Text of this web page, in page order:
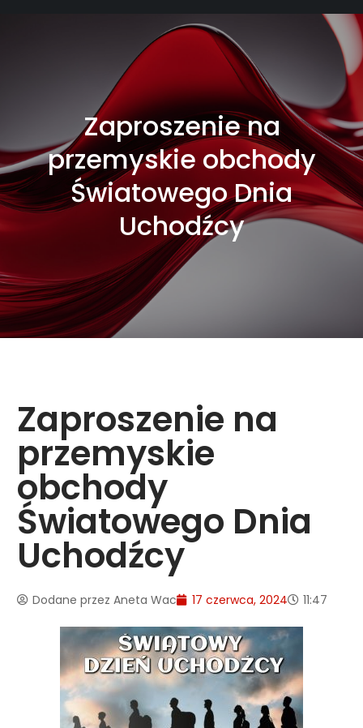
Zaproszenie na
przemyskie obchody
Światowego Dnia
Uchodźcy
Zaproszenie na
przemyskie
obchody
Światowego Dnia
Uchodźcy
Dodane przez Aneta Wac 17 czerwca, 2024 11:47